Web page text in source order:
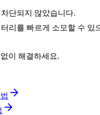
단되지 않았습니다.
리를 빠르게 소모할 수 있
이 해결하세요.